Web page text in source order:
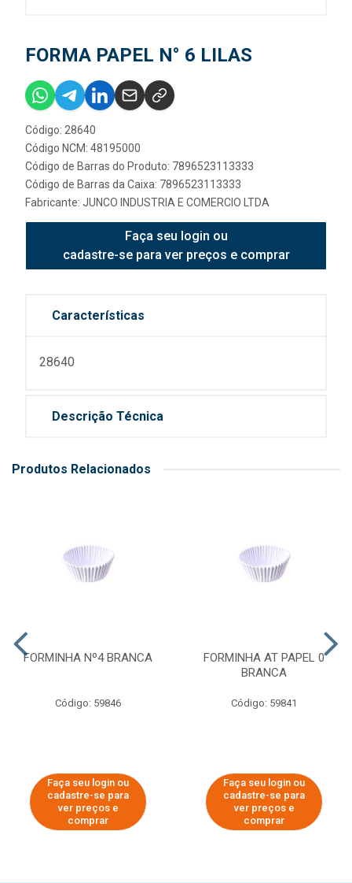
FORMA PAPEL N° 6 LILAS
Código: 28640
Código NCM: 48195000
Código de Barras do Produto: 7896523113333
Código de Barras da Caixa: 7896523113333
Fabricante: JUNCO INDUSTRIA E COMERCIO LTDA
Faça seu login ou
cadastre-se para ver preços e comprar
Características
28640
Descrição Técnica
Produtos Relacionados
FORMINHA Nº4 BRANCA
Código: 59846
Faça seu login ou
cadastre-se para
ver preços e
comprar
FORMINHA AT PAPEL 0
BRANCA
Código: 59841
Faça seu login ou
cadastre-se para
ver preços e
comprar